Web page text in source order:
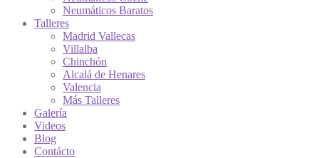
Neumáticos Baratos
Talleres
Madrid Vallecas
Villalba
Chinchón
Alcalá de Henares
Valencia
Más Talleres
Galería
Videos
Blog
Contácto